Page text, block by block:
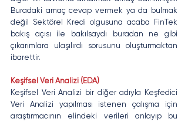
Buradaki amaç cevap vermek ya da bulmak
değil Sektörel Kredi olgusuna acaba FinTek
bakış açısı ile bakılsaydı buradan ne gibi
çıkarımlara ulaşılırdı sorusunu oluşturmaktan
ibarettir.
Keşifsel Veri Analizi (EDA)
Keşifsel Veri Analizi bir diğer adıyla Keşfedici
Veri Analizi yapılması istenen çalışma için
araştırmacının elindeki verileri anlayıp bu